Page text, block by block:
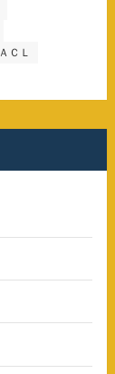
ＡＣＬ